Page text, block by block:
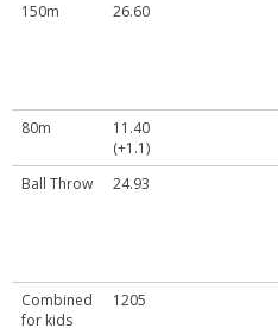
150m
26.60
80m
11.40
(+1.1)
Ball Throw
24.93
Combined
for kids
1205